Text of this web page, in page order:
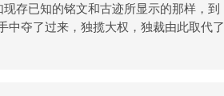
存已知的铭文和古迹所显示的那样，到
中夺了过来，独揽大权，独裁由此取代了